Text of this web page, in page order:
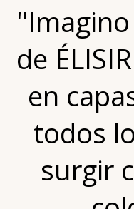
de
en
todos
surgir